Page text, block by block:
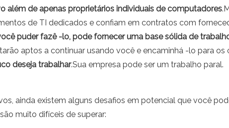
além de apenas proprietários individuais de computadores
de TI dedicados e confiam em contratos com
puder fazê -lo, pode fornecer uma base sólida de
aptos a continuar usando você e encaminhá -lo para os
deseja trabalhar.Sua empresa pode ser um trabalho paral.
ainda existem alguns desafios em potencial que você
muito difíceis de superar: